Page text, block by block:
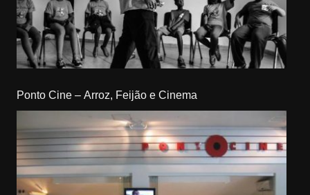
Ponto Cine – Arroz, Feijão e Cinema